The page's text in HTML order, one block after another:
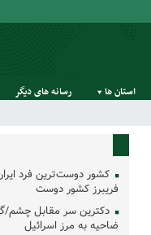
استان‌ ها رسانه‌ های‌ دیگر
کشور دوست‌ترین فرد
فریبرز کشور دوست
دکترین سر مقابل
ضاحیه به مرز اسرائیل